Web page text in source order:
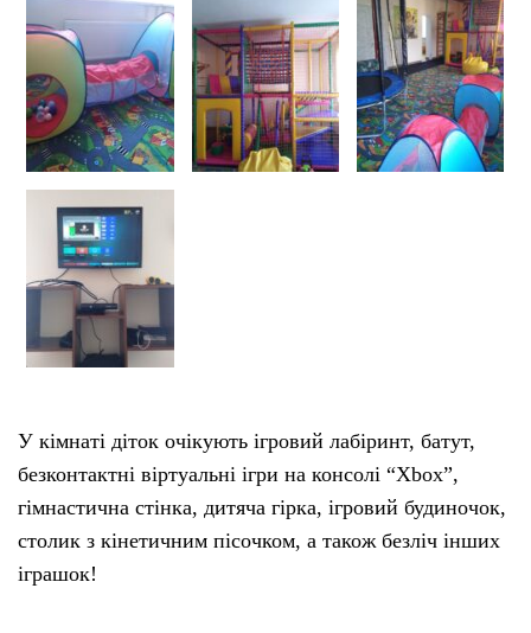
У кімнаті діток очікують ігровий лабіринт, батут,
безконтактні віртуальні ігри на консолі “Xbox”,
гімнастична стінка, дитяча гірка, ігровий будиночок,
столик з кінетичним пісочком, а також безліч інших
іграшок!